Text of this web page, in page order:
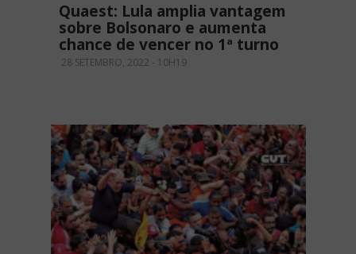
Quaest: Lula amplia vantagem
sobre Bolsonaro e aumenta
chance de vencer no 1ª turno
28 SETEMBRO, 2022 - 10H19